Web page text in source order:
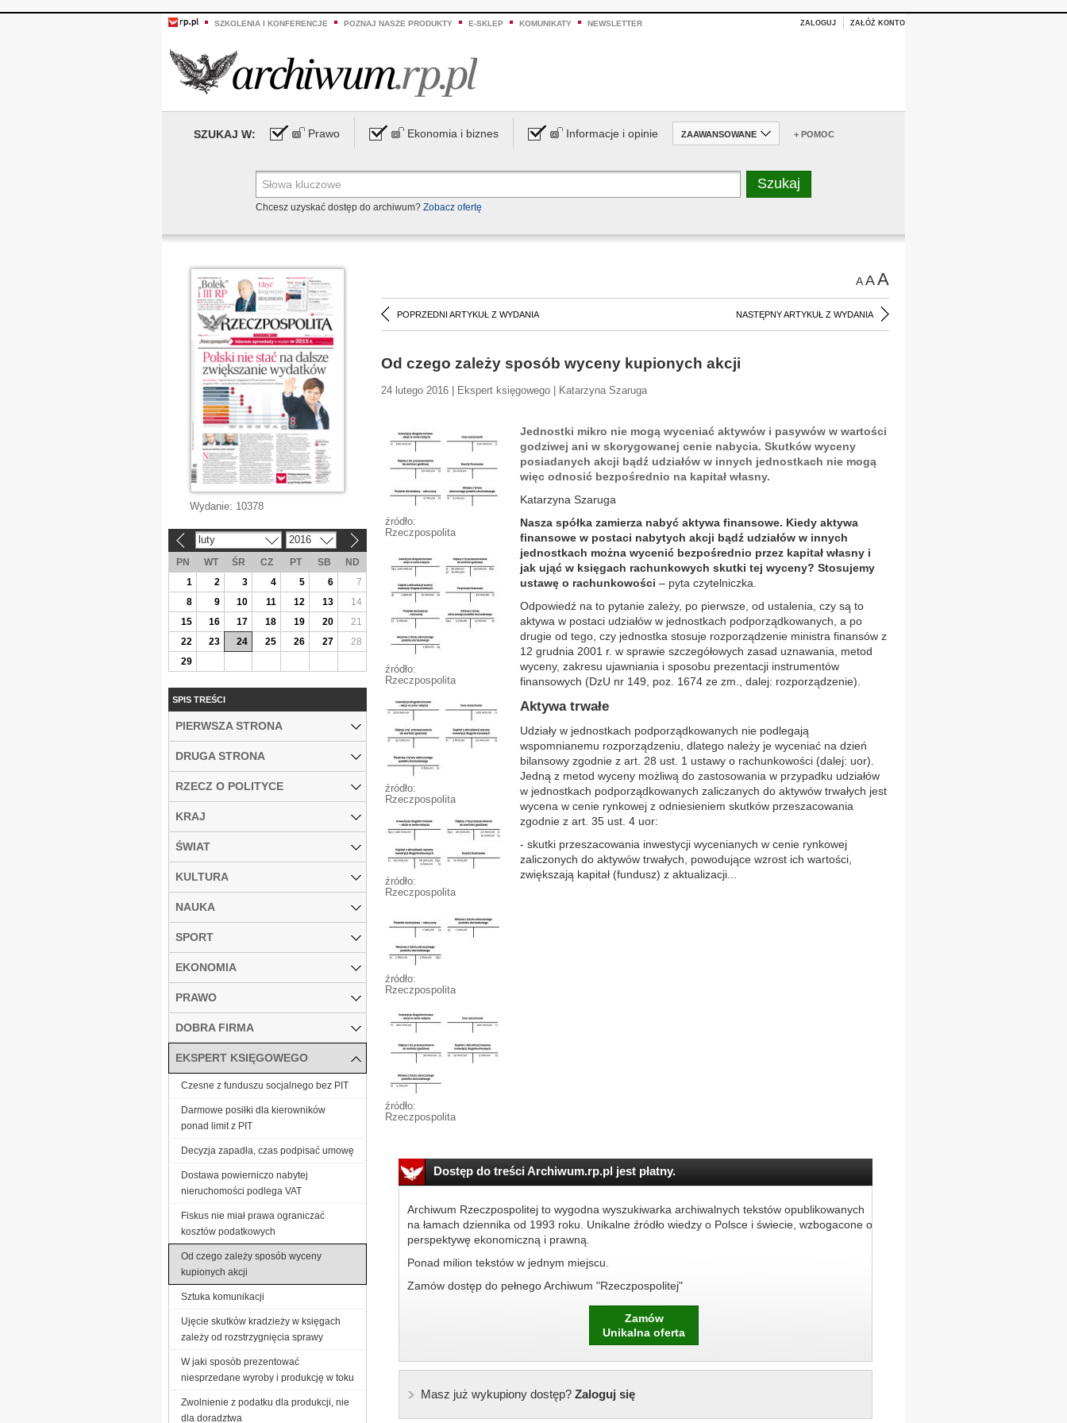
SZKOLENIA I KONFERENCJE POZNAJ NASZE PRODUKTY E-SKLEP KOMUNIKATY NEWSLETTER ZALOGUJ ZAŁÓŻ KONTO
SZUKAJ W: Prawo Ekonomia i biznes Informacje i opinie ZAAWANSOWANE + POMOC
Chcesz uzyskać dostęp do archiwum? Zobacz ofertę
AAA
POPRZEDNI ARTYKUŁ Z WYDANIA NASTĘPNY ARTYKUŁ Z WYDANIA
Od czego zależy sposób wyceny kupionych akcji
24 lutego 2016 | Ekspert księgowego | Katarzyna Szaruga
źródło:
Rzeczpospolita
źródło:
Rzeczpospolita
źródło:
Rzeczpospolita
źródło:
Rzeczpospolita
źródło:
Rzeczpospolita
źródło:
Rzeczpospolita
Jednostki mikro nie mogą wyceniać aktywów i pasywów w wartości
godziwej ani w skorygowanej cenie nabycia. Skutków wyceny
posiadanych akcji bądź udziałów w innych jednostkach nie mogą
więc odnosić bezpośrednio na kapitał własny.
Katarzyna Szaruga
Nasza spółka zamierza nabyć aktywa finansowe. Kiedy aktywa
finansowe w postaci nabytych akcji bądź udziałów w innych
jednostkach można wycenić bezpośrednio przez kapitał własny i
jak ująć w księgach rachunkowych skutki tej wyceny? Stosujemy
ustawę o rachunkowości – pyta czytelniczka.
Odpowiedź na to pytanie zależy, po pierwsze, od ustalenia, czy są to
aktywa w postaci udziałów w jednostkach podporządkowanych, a po
drugie od tego, czy jednostka stosuje rozporządzenie ministra finansów z
12 grudnia 2001 r. w sprawie szczegółowych zasad uznawania, metod
wyceny, zakresu ujawniania i sposobu prezentacji instrumentów
finansowych (DzU nr 149, poz. 1674 ze zm., dalej: rozporządzenie).
Aktywa trwałe
Udziały w jednostkach podporządkowanych nie podlegają
wspomnianemu rozporządzeniu, dlatego należy je wyceniać na dzień
bilansowy zgodnie z art. 28 ust. 1 ustawy o rachunkowości (dalej: uor).
Jedną z metod wyceny możliwą do zastosowania w przypadku udziałów
w jednostkach podporządkowanych zaliczanych do aktywów trwałych jest
wycena w cenie rynkowej z odniesieniem skutków przeszacowania
zgodnie z art. 35 ust. 4 uor:
- skutki przeszacowania inwestycji wycenianych w cenie rynkowej
zaliczonych do aktywów trwałych, powodujące wzrost ich wartości,
zwiększają kapitał (fundusz) z aktualizacji...
Dostęp do treści Archiwum.rp.pl jest płatny.
Archiwum Rzeczpospolitej to wygodna wyszukiwarka archiwalnych tekstów opublikowanych
na łamach dziennika od 1993 roku. Unikalne źródło wiedzy o Polsce i świecie, wzbogacone o
perspektywę ekonomiczną i prawną.
Ponad milion tekstów w jednym miejscu.
Zamów dostęp do pełnego Archiwum "Rzeczpospolitej"
Zamów
Unikalna oferta
Masz już wykupiony dostęp?Zaloguj się
Wydanie: 10378
luty 2016
PN WT ŚR CZ PT SB
ND
1
2 3 4 5 6
7
8
9 10 11 12 13
14
15
16 17 18 19 20
21
22
23 24 25 26 27
28
29
SPIS TREŚCI
PIERWSZA STRONA
DRUGA STRONA
RZECZ O POLITYCE
KRAJ
ŚWIAT
KULTURA
NAUKA
SPORT
EKONOMIA
PRAWO
DOBRA FIRMA
EKSPERT KSIĘGOWEGO
Czesne z funduszu socjalnego bez PIT
Darmowe posiłki dla kierowników
ponad limit z PIT
Decyzja zapadła, czas podpisać umowę
Dostawa powierniczo nabytej
nieruchomości podlega VAT
Fiskus nie miał prawa ograniczać
kosztów podatkowych
Od czego zależy sposób wyceny
kupionych akcji
Sztuka komunikacji
Ujęcie skutków kradzieży w księgach
zależy od rozstrzygnięcia sprawy
W jaki sposób prezentować
niesprzedane wyroby i produkcję w toku
Zwolnienie z podatku dla produkcji, nie
dla doradztwa